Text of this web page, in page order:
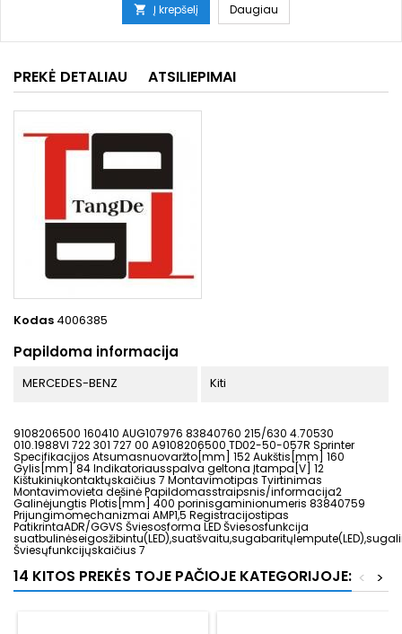
 Į krepšelį Daugiau
PREKĖ DETALIAU ATSILIEPIMAI
Kodas 4006385
Papildoma informacija
MERCEDES-BENZ Kiti
9108206500 160410 AUG107976 83840760 215/630 4.70530
010.1988VI 722 301 727 00 A9108206500 TD02-50-057R Sprinter
Specifikacijos Atsumasnuovaržto[mm] 152 Aukštis[mm] 160
Gylis[mm] 84 Indikatoriausspalva geltona Įtampa[V] 12
Kištukiniųkontaktųskaičius 7 Montavimotipas Tvirtinimas
Montavimovieta dešinė Papildomasstraipsnis/informacija2
Galinėjungtis Plotis[mm] 400 porinisgaminionumeris 83840759
Prijungimomechanizmai AMP1,5 Registracijostipas
PatikrintaADR/GGVS Šviesosforma LED Šviesosfunkcija
Šviesųfunkcijųskaičius 7
14 KITOS PREKĖS TOJE PAČIOJE KATEGORIJOJE: >
<